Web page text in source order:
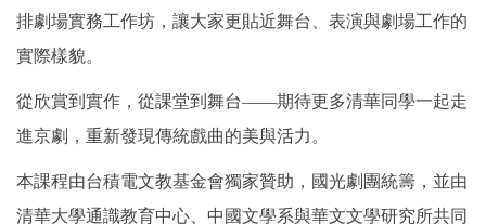
排劇場實務工作坊，讓大家更貼近舞台、表演與劇場工作的
實際樣貌。
從欣賞到實作，從課堂到舞台——期待更多清華同學一起走
進京劇，重新發現傳統戲曲的美與活力。
本課程由台積電文教基金會獨家贊助，國光劇團統籌，並由
清華大學通識教育中心、中國文學系與華文文學研究所共同